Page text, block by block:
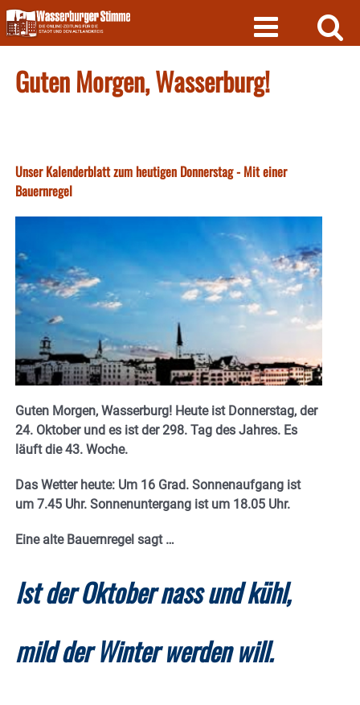
Skip
to
content
Guten Morgen, Wasserburg!
Unser Kalenderblatt zum heutigen Donnerstag - Mit einer
Bauernregel
Guten Morgen, Wasserburg! Heute ist Donnerstag, der
24. Oktober und es ist der 298. Tag des Jahres. Es
läuft die 43. Woche.
Das Wetter heute: Um 16 Grad. Sonnenaufgang ist
um 7.45 Uhr. Sonnenuntergang ist um 18.05 Uhr.
Eine alte Bauernregel sagt …
Ist der Oktober nass und kühl,
mild der Winter werden will.